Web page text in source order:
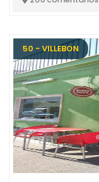
50 - VILLEBON